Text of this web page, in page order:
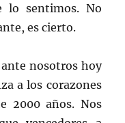
lo sentimos. No
es cierto.
nosotros hoy
a los corazones
2000 años. Nos